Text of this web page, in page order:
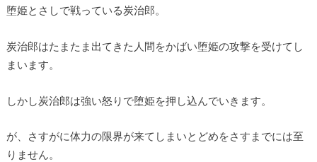
堕姫とさしで戦っている炭治郎。
炭治郎はたまたま出てきた人間をかばい堕姫の攻撃を受けてし
まいます。
しかし炭治郎は強い怒りで堕姫を押し込んでいきます。
が、さすがに体力の限界が来てしまいとどめをさすまでには至
りません。